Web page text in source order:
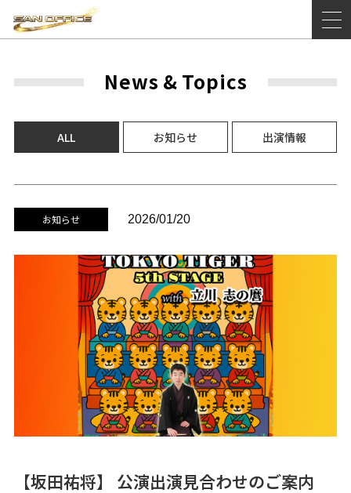
News & Topics
ALL お知らせ 出演情報
お知らせ 2026/01/20
【坂田祐将】 公演出演見合わせのご案内